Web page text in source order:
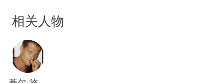
现，但求片刻欢愉就好，即使失去一条腿，仍不改
人，直到他终于领悟，生命一切的不公都将被爱抚
平。《恶棍特工》德国性格男星提尔史威格，自然
深情的演出片中孤傲自卑的寂寞灵魂，真挚深刻令
相关人物